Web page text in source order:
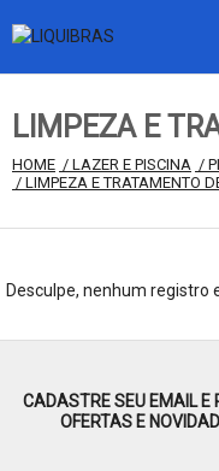
LIMPEZA E
HOME / LAZER E PISCINA /
/ LIMPEZA E TRATAMENTO
Desculpe, nenhum registro
CADASTRE SEU EMAIL E
OFERTAS E